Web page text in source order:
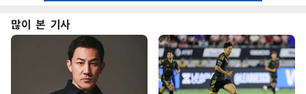
많이 본 기사